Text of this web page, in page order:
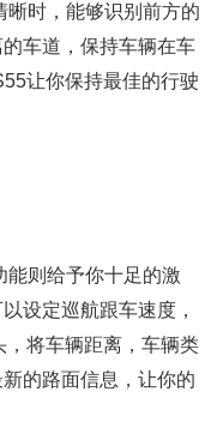
时，能够识别前方的
车道，保持车辆在车
让你保持最佳的行驶
则给予你十足的激
设定巡航跟车速度，
，将车辆距离，车辆类
的路面信息，让你的